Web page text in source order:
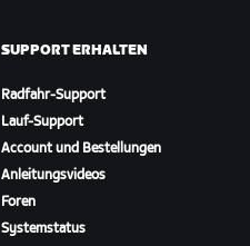
SUPPORT ERHALTEN
Radfahr-Support
Lauf-Support
Account und Bestellungen
Anleitungsvideos
Foren
Systemstatus